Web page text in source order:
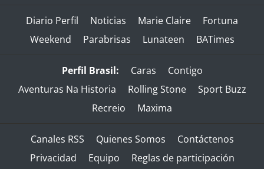
Diario Perfil Noticias Marie Claire
Fortuna
Weekend
Parabrisas Lunateen BATimes
Perfil Brasil: Caras
Contigo
Aventuras Na Historia
Rolling Stone
Sport Buzz
Recreio
Maxima
Canales RSS Quienes Somos
Contáctenos
Privacidad
Equipo
Reglas de participación